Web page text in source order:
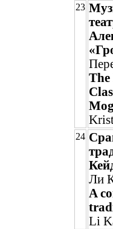
23
24
Ли
A
Li